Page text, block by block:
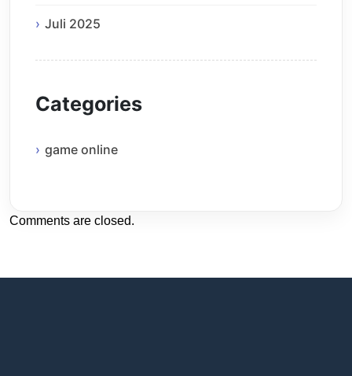
Juli 2025
Categories
game online
Comments are closed.